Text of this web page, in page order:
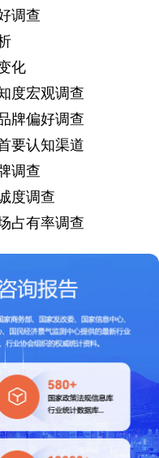
调查
化
度宏观调查
牌偏好调查
要认知渠道
调查
度调查
占有率调查